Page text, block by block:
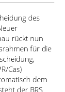
des
rückt nun
für die
Cas)
dem
der BRS